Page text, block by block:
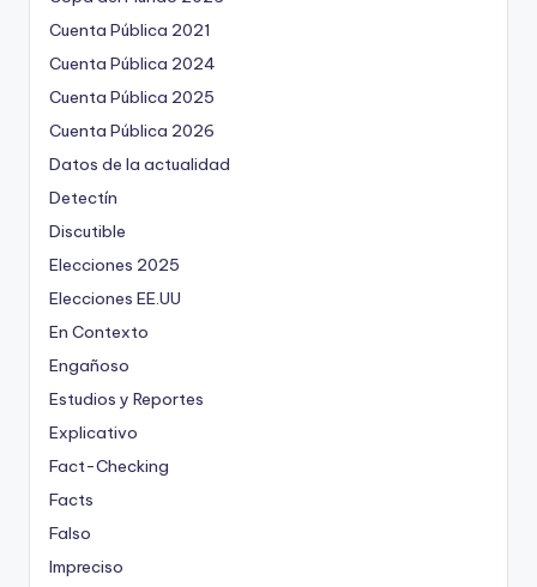
Cuenta Pública 2021
Cuenta Pública 2024
Cuenta Pública 2025
Cuenta Pública 2026
Datos de la actualidad
Detectín
Discutible
Elecciones 2025
Elecciones EE.UU
En Contexto
Engañoso
Estudios y Reportes
Explicativo
Fact-Checking
Facts
Falso
Impreciso